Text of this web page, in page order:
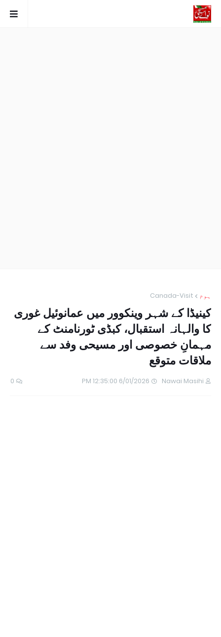
ہوم Canada-Visit
کینیڈا کے شہر وینکوور میں عمانوئیل غوری
کا والہانہ استقبال، کبڈی ٹورنامنٹ کے
مہمانِ خصوصی اور مسیحی وفد سے
ملاقات متوقع
Nawai Masihi
6/01/2026 12:35:00 PM
0